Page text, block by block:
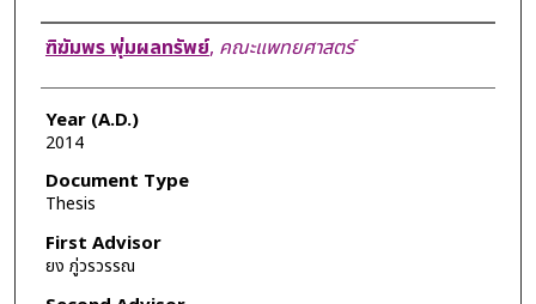
Author
ฑิฆัมพร พุ่มผลทรัพย์, คณะแพทยศาสตร์
Year (A.D.)
2014
Document Type
Thesis
First Advisor
ยง ภู่วรวรรณ